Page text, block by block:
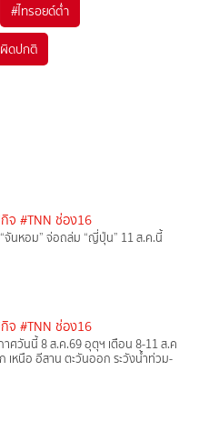
#ไทรอยด์ต่ำ
ผิดปกติ
จ #TNN ช่อง16
จันหอม” จ่อถล่ม “ญี่ปุ่น” 11 ส.ค.นี้
จ #TNN ช่อง16
ศวันนี้ 8 ส.ค.69 อุตุฯ เตือน 8-11 ส.ค
เหนือ อีสาน ตะวันออก ระวังน้ำท่วม-